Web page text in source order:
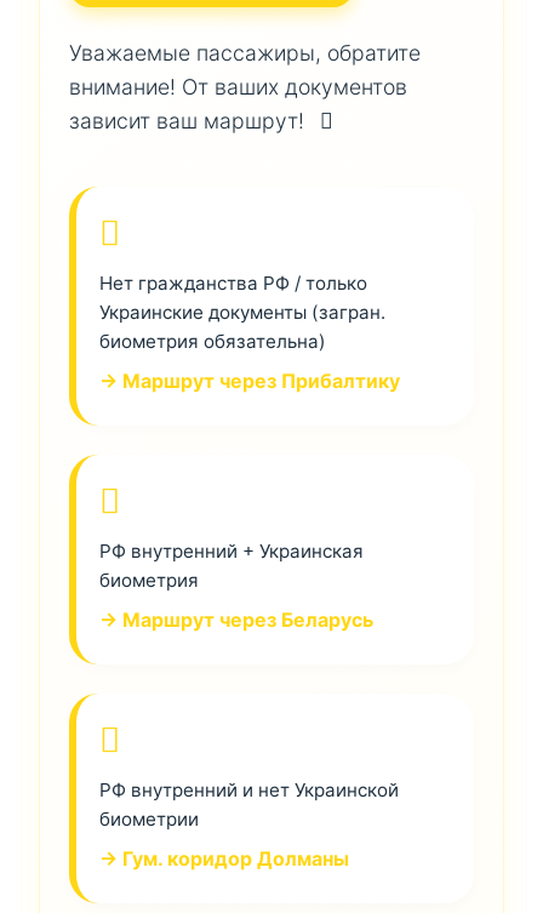
Уважаемые пассажиры, обратите
внимание! От ваших документов
зависит ваш маршрут!
Нет гражданства РФ / только
Украинские документы (загран.
биометрия обязательна)
→ Маршрут через Прибалтику
РФ внутренний + Украинская
биометрия
→ Маршрут через Беларусь
РФ внутренний и нет Украинской
биометрии
→ Гум. коридор Долманы